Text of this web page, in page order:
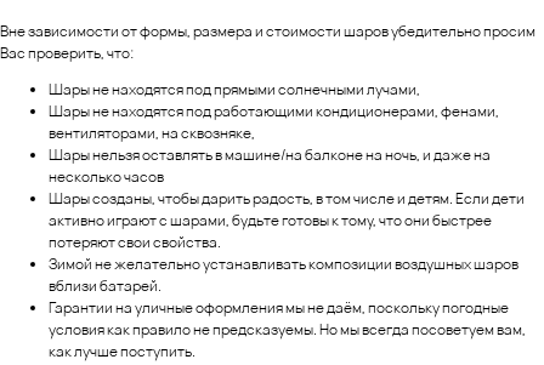
Вне зависимости от формы, размера и стоимости шаров убедительно просим
Вас проверить, что:
Шары не находятся под прямыми солнечными лучами,
Шары не находятся под работающими кондиционерами, фенами,
вентиляторами, на сквозняке,
Шары нельзя оставлять в машине/на балконе на ночь, и даже на
несколько часов
Шары созданы, чтобы дарить радость, в том числе и детям. Если дети
активно играют с шарами, будьте готовы к тому, что они быстрее
потеряют свои свойства.
Зимой не желательно устанавливать композиции воздушных шаров
вблизи батарей.
Гарантии на уличные оформления мы не даём, поскольку погодные
условия как правило не предсказуемы. Но мы всегда посоветуем вам,
как лучше поступить.